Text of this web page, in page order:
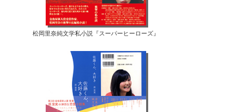
松岡里奈純文学私小説『スーパーヒーローズ』